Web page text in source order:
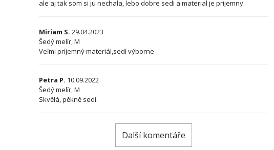
ale aj tak som si ju nechala, lebo dobre sedi a material je prijemny.
Miriam S. 29.04.2023
Šedý melír, M
Veľmi príjemný materiál,sedí výborne
Petra P. 10.09.2022
Šedý melír, M
Skvělá, pěkně sedí.
Další komentáře